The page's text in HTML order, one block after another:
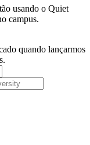
usando o Quiet
campus.
quando lançarmos